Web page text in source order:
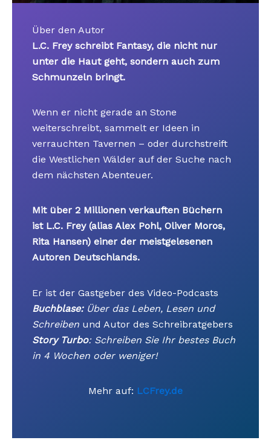
Über den Autor
L.C. Frey schreibt Fantasy, die nicht nur
unter die Haut geht, sondern auch zum
Schmunzeln bringt.
Wenn er nicht gerade an Stone
weiterschreibt, sammelt er Ideen in
verrauchten Tavernen – oder durchstreift
die Westlichen Wälder auf der Suche nach
dem nächsten Abenteuer.
Mit über 2 Millionen verkauften Büchern
ist L.C. Frey (alias Alex Pohl, Oliver Moros,
Rita Hansen) einer der meistgelesenen
Autoren Deutschlands.
Er ist der Gastgeber des Video-Podcasts
Buchblase:Über das Leben, Lesen und
Schreibenund Autor des Schreibratgebers
Story Turbo: Schreiben Sie Ihr bestes Buch
in 4 Wochen oder weniger!
Mehr auf: LCFrey.de